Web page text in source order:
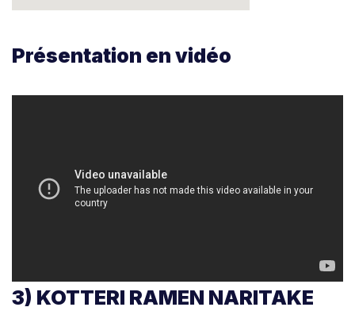
Présentation en vidéo
3) KOTTERI RAMEN NARITAKE